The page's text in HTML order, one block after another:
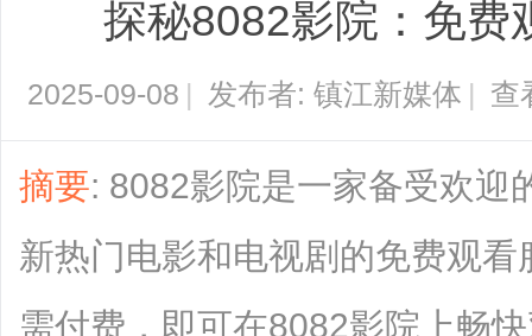
探秘8082影院：免费
2025-09-08 | 发布者: 镇江新媒体 | 查
摘要: 8082影院是一家备受欢迎
新热门电影和电视剧的免费观
需付费，即可在8082影院上畅